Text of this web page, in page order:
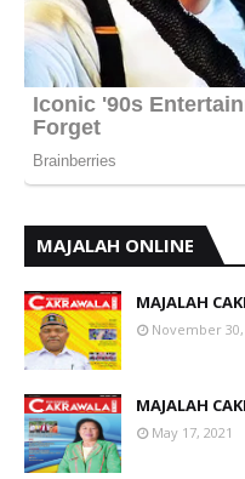
MAJALAH ONLINE
MAJALAH
November 30,
MAJALAH
May 17, 2021